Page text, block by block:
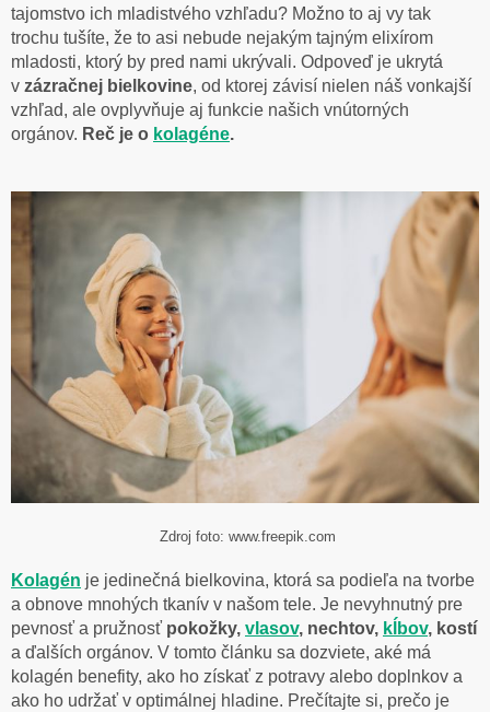
tajomstvo ich mladistvého vzhľadu? Možno to aj vy tak
trochu tušíte, že to asi nebude nejakým tajným elixírom
mladosti, ktorý by pred nami ukrývali. Odpoveď je ukrytá
v zázračnej bielkovine, od ktorej závisí nielen náš vonkajší
vzhľad, ale ovplyvňuje aj funkcie našich vnútorných
orgánov. Reč je o kolagéne.
Zdroj foto: www.freepik.com
Kolagén je jedinečná bielkovina, ktorá sa podieľa na tvorbe
a obnove mnohých tkanív v našom tele. Je nevyhnutný pre
pevnosť a pružnosť pokožky, vlasov, nechtov, kĺbov, kostí
a ďalších orgánov. V tomto článku sa dozviete, aké má
kolagén benefity, ako ho získať z potravy alebo doplnkov a
ako ho udržať v optimálnej hladine. Prečítajte si, prečo je